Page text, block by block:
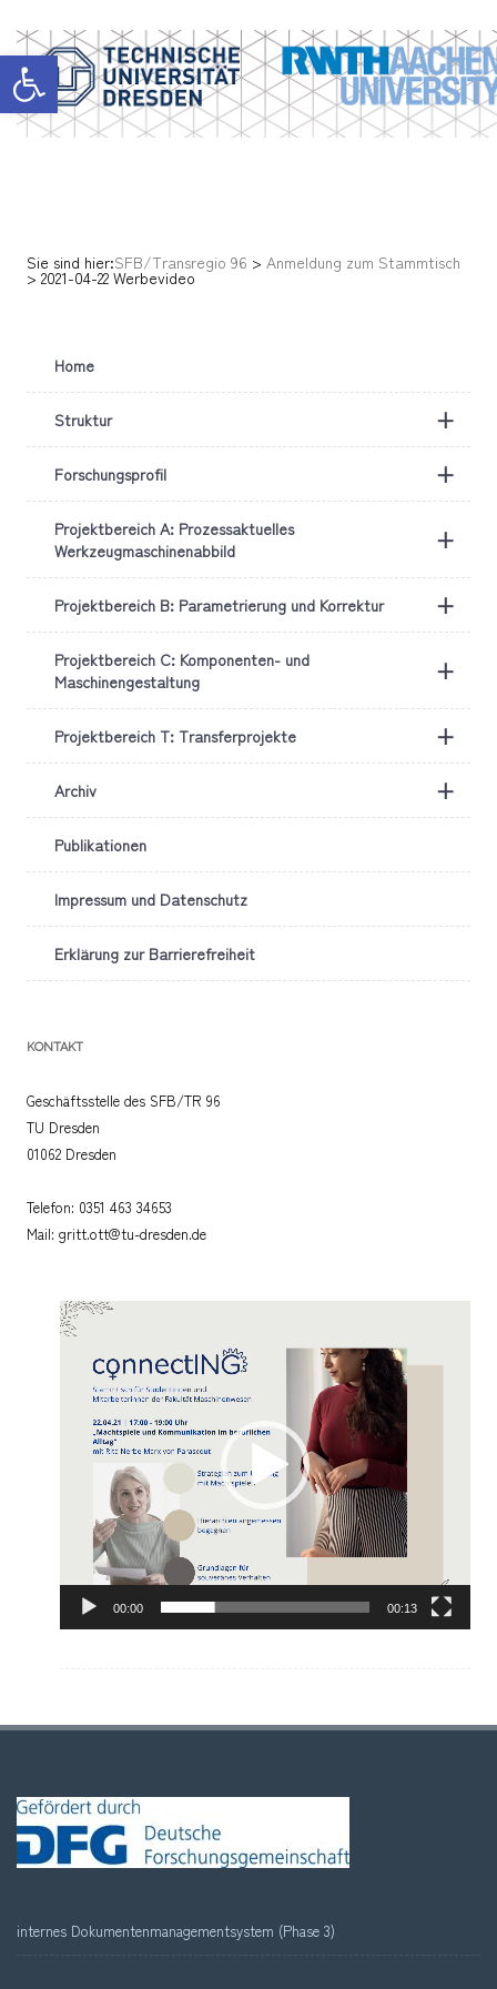
Werkzeugleiste öffnen
Video-
Player
00:00 00:13
Sie sind hier:SFB/Transregio 96 > Anmeldung zum Stammtisch
> 2021-04-22 Werbevideo
Home
+
Struktur
+
Forschungsprofil
+
Projektbereich A: Prozessaktuelles
Werkzeugmaschinenabbild
+
Projektbereich B: Parametrierung und Korrektur
+
Projektbereich C: Komponenten- und
Maschinengestaltung
+
Projektbereich T: Transferprojekte
+
Archiv
Publikationen
Impressum und Datenschutz
Erklärung zur Barrierefreiheit
KONTAKT
Geschäftsstelle des SFB/TR 96
TU Dresden
01062 Dresden
Telefon: 0351 463 34653
Mail: gritt.ott@tu-dresden.de
internes Dokumentenmanagementsystem (Phase 3)